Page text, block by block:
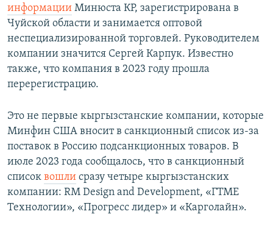
информации Минюста КР, зарегистрирована в
Чуйской области и занимается оптовой
неспециализированной торговлей. Руководителем
компании значится Сергей Карпук. Известно
также, что компания в 2023 году прошла
перерегистрацию.
Это не первые кыргызстанские компании, которые
Минфин США вносит в санкционный список из-за
поставок в Россию подсанкционных товаров. В
июле 2023 года сообщалось, что в санкционный
список вошли сразу четыре кыргызстанских
компании: RM Design and Development, «ГТМЕ
Технологии», «Прогресс лидер» и «Карголайн».